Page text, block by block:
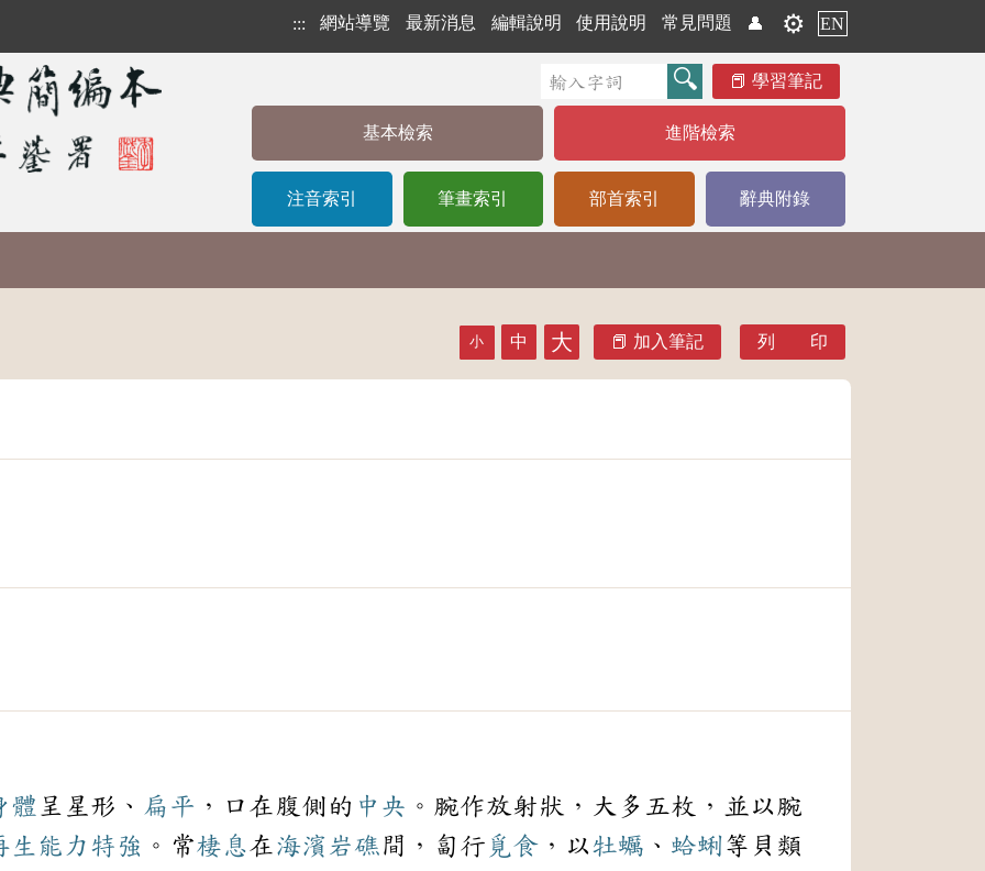
::: 網站導覽 最新消息 編輯說明 使用說明 常見問題 👤 ⚙️ EN
學習筆記
基本檢索 進階檢索
注音索引 筆畫索引 部首索引 辭典附錄
小 中 大 加入筆記 列 印
體 呈星形、 扁平 ，口在腹側的 中央 。腕作放射狀，大多五枚，並以腕
生 能力 特強 。常棲息在海濱 岩礁間，匐行 覓食 ，以牡蠣 、 蛤蜊等貝類